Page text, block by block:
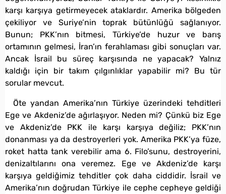
karşı karşıya getirmeyecek ataklardır. Amerika bölgeden
çekiliyor ve Suriye’nin toprak bütünlüğü sağlanıyor.
Bunun; PKK’nın bitmesi, Türkiye’de huzur ve barış
ortamının gelmesi, İran’ın ferahlaması gibi sonuçları var.
Ancak İsrail bu süreç karşısında ne yapacak? Yalnız
kaldığı için bir takım çılgınlıklar yapabilir mi? Bu tür
sorular mevcut.
Öte yandan Amerika’nın Türkiye üzerindeki tehditleri
Ege ve Akdeniz’de ağırlaşıyor. Neden mi? Çünkü biz Ege
ve Akdeniz’de PKK ile karşı karşıya değiliz; PKK’nın
donanması ya da destroyerleri yok. Amerika PKK’ya füze,
roket hatta tank verebilir ama 6. Filo’sunu, destroyerini,
denizaltılarını ona veremez. Ege ve Akdeniz’de karşı
karşıya geldiğimiz tehditler çok daha ciddidir. İsrail ve
Amerika’nın doğrudan Türkiye ile cephe cepheye geldiği